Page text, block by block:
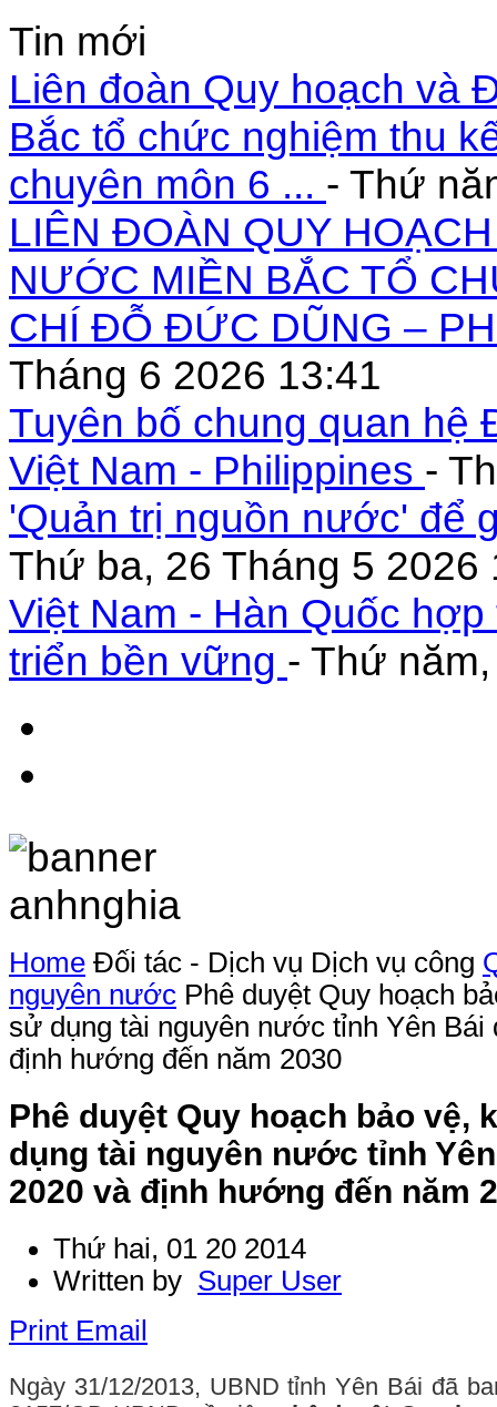
Tin mới
Liên đoàn Quy hoạch và
Bắc tổ chức nghiệm thu
chuyên môn 6 ... - Thứ
LIÊN ĐOÀN QUY
NƯỚC MIỀN BẮC TỔ
CHÍ ĐỖ ĐỨC DŨNG –
Tháng 6 2026 13:41
Tuyên bố chung quan
Việt Nam - Philippines -
'Quản trị nguồn nước' để
Thứ ba, 26 Tháng 5 2026
Việt Nam - Hàn Quốc
triển bền vững - Thứ
Home Đối tác - Dịch vụ Dịch vụ công
nguyên nước Phê duyệt Quy hoạch
sử dụng tài nguyên nước tỉnh Yên Bái
định hướng đến năm 2030
Phê duyệt Quy hoạch bảo vệ,
dụng tài nguyên nước tỉnh
2020 và định hướng đến năm
Thứ hai, 01 20 2014
Written by Super User
Print Email
Ngày 31/12/2013, UBND tỉnh Yên Bái đã